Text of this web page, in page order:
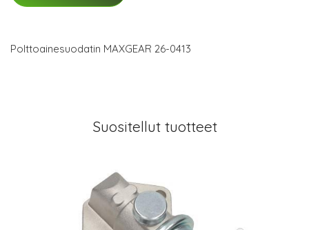
Polttoainesuodatin MAXGEAR 26-0413
Suositellut tuotteet